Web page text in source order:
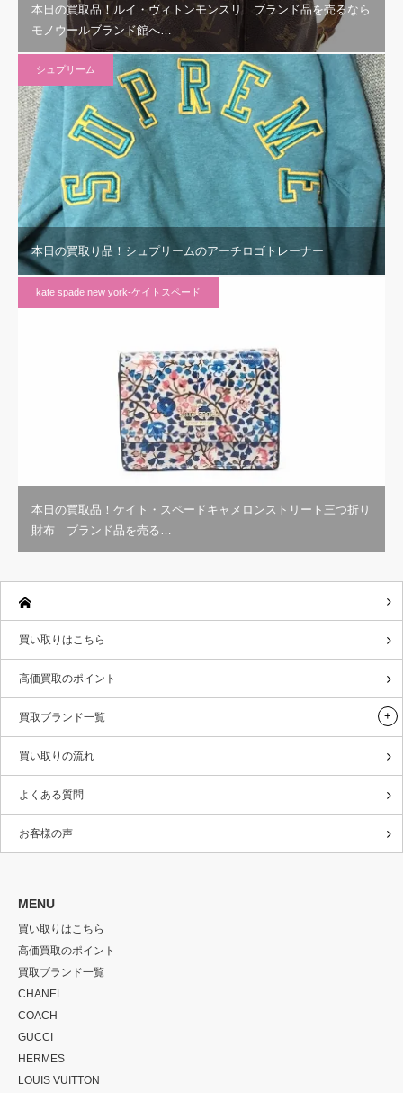
本日の買取品！ルイ・ヴィトンモンスリ ブランド品を売るなら
モノウールブランド館へ…
シュプリーム
本日の買取り品！シュプリームのアーチロゴトレーナー
kate spade new york-ケイトスペード
本日の買取品！ケイト・スペードキャメロンストリート三つ折り
財布 ブランド品を売る…
買い取りはこちら
高価買取のポイント
買取ブランド一覧
買い取りの流れ
よくある質問
お客様の声
MENU
買い取りはこちら
高価買取のポイント
買取ブランド一覧
CHANEL
COACH
GUCCI
HERMES
LOUIS VUITTON